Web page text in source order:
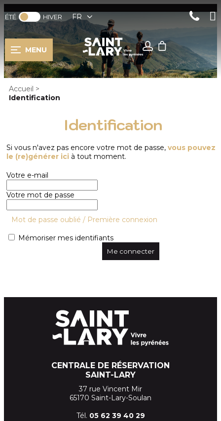
ÉTÉ HIVER FR
MENU
Accueil >
Identification
Identification
Si vous n'avez pas encore votre mot de passe, vous pouvez
le (re)générer ici à tout moment.
Votre e-mail
Votre mot de passe
Mot de passe oublié / Première connexion
Mémoriser mes identifiants
CENTRALE DE RÉSERVATION
SAINT-LARY
37 rue Vincent Mir
65170 Saint-Lary-Soulan
Tél. 05 62 39 40 29